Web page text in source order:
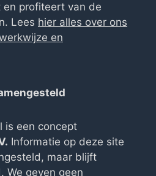
en profiteert van de
Lees hier alles over ons
en
is een concept
Informatie op deze site
maar blijft
We geven geen